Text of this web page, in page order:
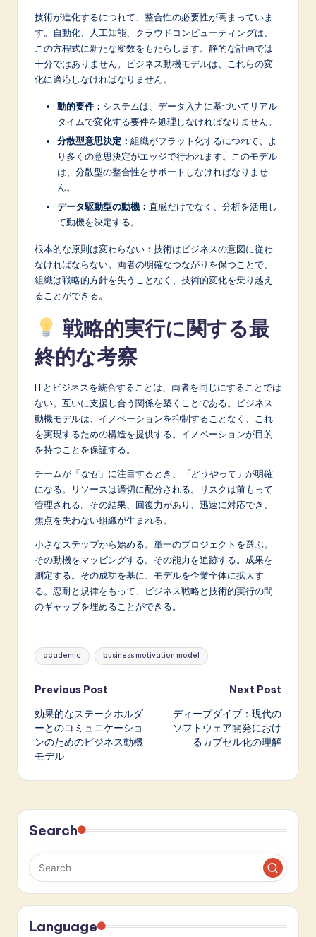
技術が進化するにつれて、整合性の必要性が高まっていま
す。自動化、人工知能、クラウドコンピューティングは、
この方程式に新たな変数をもたらします。静的な計画では
十分ではありません。ビジネス動機モデルは、これらの変
化に適応しなければなりません。
動的要件： システムは、データ入力に基づいてリアル
タイムで変化する要件を処理しなければなりません。
分散型意思決定： 組織がフラット化するにつれて、よ
り多くの意思決定がエッジで行われます。このモデル
は、分散型の整合性をサポートしなければなりませ
ん。
データ駆動型の動機： 直感だけでなく、分析を活用し
て動機を決定する。
根本的な原則は変わらない：技術はビジネスの意図に従わ
なければならない。両者の明確なつながりを保つことで、
組織は戦略的方針を失うことなく、技術的変化を乗り越え
ることができる。
戦略的実行に関する最
終的な考察
ITとビジネスを統合することは、両者を同じにすることでは
ない。互いに支援し合う関係を築くことである。ビジネス
動機モデルは、イノベーションを抑制することなく、これ
を実現するための構造を提供する。イノベーションが目的
を持つことを保証する。
チームが「なぜ」に注目するとき、 「どうやって」 が明確
になる。リソースは適切に配分される。リスクは前もって
管理される。その結果、回復力があり、迅速に対応でき、
焦点を失わない組織が生まれる。
小さなステップから始める。単一のプロジェクトを選ぶ。
その動機をマッピングする。その能力を追跡する。成果を
測定する。その成功を基に、モデルを企業全体に拡大す
る。忍耐と規律をもって、ビジネス戦略と技術的実行の間
のギャップを埋めることができる。
Tags:
academic business motivation model
Post
navigation
Previous Post
効果的なステークホルダ
ーとのコミュニケーショ
ンのためのビジネス動機
モデル
Next Post
ディープダイブ：現代の
ソフトウェア開発におけ
るカプセル化の理解
Search
Language